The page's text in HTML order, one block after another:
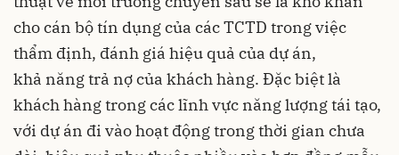
cho cán bộ tín dụng của các TCTD trong việc
thẩm định, đánh giá hiệu quả của dự án,
khả năng trả nợ của khách hàng. Đặc biệt là
khách hàng trong các lĩnh vực năng lượng tái tạo,
với dự án đi vào hoạt động trong thời gian chưa